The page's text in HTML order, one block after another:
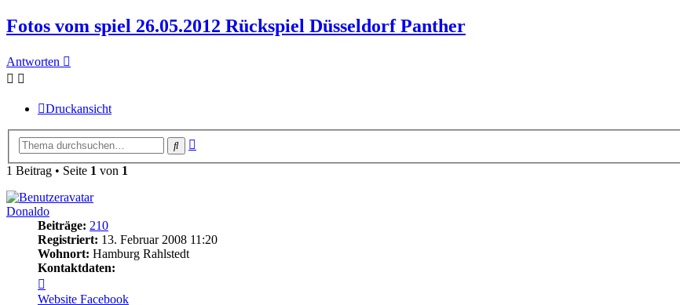
Fotos vom spiel 26.05.2012 Rückspiel Düsseldorf Panther
Antworten
Druckansicht
Suche
1 Beitrag • Seite 1 von 1
Donaldo
Beiträge: 210
Registriert: 13. Februar 2008 11:20
Wohnort: Hamburg Rahlstedt
Kontaktdaten:
von
Website Facebook